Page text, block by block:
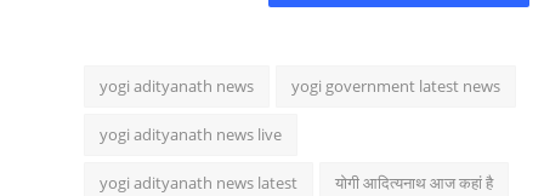
yogi adityanath news yogi government latest news
yogi adityanath news live
yogi adityanath news latest योगी आदित्यनाथ आज कहां है